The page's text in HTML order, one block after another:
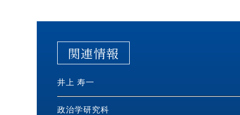
関連情報
井上 寿一
政治学研究科